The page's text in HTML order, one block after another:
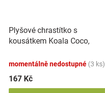
Plyšové chrastítko s
kousátkem Koala Coco,
momentálně nedostupné (3 ks)
167 Kč